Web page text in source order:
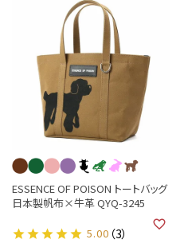
ESSENCE OF POISON トートバッグ
日本製帆布×牛革 QYQ-3245
5.00 （3）